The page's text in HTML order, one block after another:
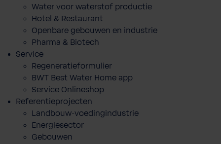
Water voor waterstof productie
Hotel & Restaurant
Openbare gebouwen en industrie
Pharma & Biotech
Service
Regeneratieformulier
BWT Best Water Home app
Service Onlineshop
Referentieprojecten
Landbouw-voedingindustrie
Energiesector
Gebouwen